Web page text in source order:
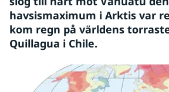
havsismaximum i Arktis var
kom regn på världens
Quillagua i Chile.